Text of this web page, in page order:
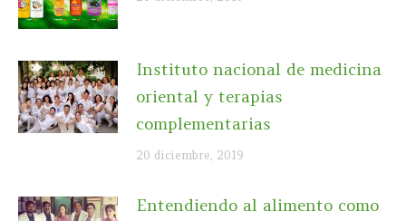
Instituto nacional de medicina
oriental y terapias
complementarias
20 diciembre, 2019
Entendiendo al alimento como